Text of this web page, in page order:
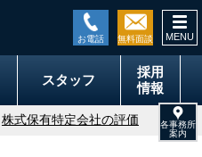
スタッフ
採用
情報
株式保有特定会社の評価